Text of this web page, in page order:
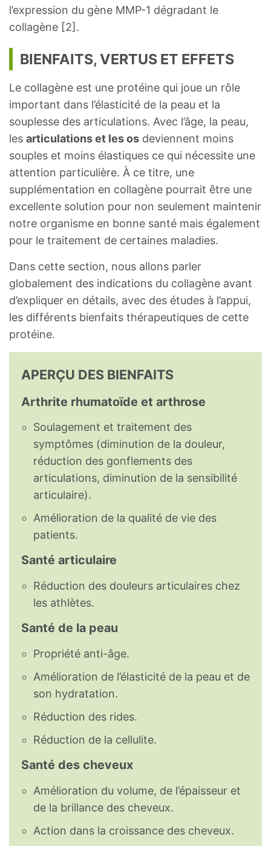
l’expression du gène MMP-1 dégradant le
collagène [2].
BIENFAITS, VERTUS ET EFFETS
Le collagène est une protéine qui joue un rôle
important dans l’élasticité de la peau et la
souplesse des articulations. Avec l’âge, la peau,
les articulations et les os deviennent moins
souples et moins élastiques ce qui nécessite une
attention particulière. À ce titre, une
supplémentation en collagène pourrait être une
excellente solution pour non seulement maintenir
notre organisme en bonne santé mais également
pour le traitement de certaines maladies.
Dans cette section, nous allons parler
globalement des indications du collagène avant
d’expliquer en détails, avec des études à l’appui,
les différents bienfaits thérapeutiques de cette
protéine.
APERÇU DES BIENFAITS
Arthrite rhumatoïde et arthrose
Soulagement et traitement des
symptômes (diminution de la douleur,
réduction des gonflements des
articulations, diminution de la sensibilité
articulaire).
Amélioration de la qualité de vie des
patients.
Santé articulaire
Réduction des douleurs articulaires chez
les athlètes.
Santé de la peau
Propriété anti-âge.
Amélioration de l’élasticité de la peau et de
son hydratation.
Réduction des rides.
Réduction de la cellulite.
Santé des cheveux
Amélioration du volume, de l’épaisseur et
de la brillance des cheveux.
Action dans la croissance des cheveux.